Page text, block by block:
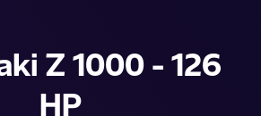
Z 1000 - 126
HP